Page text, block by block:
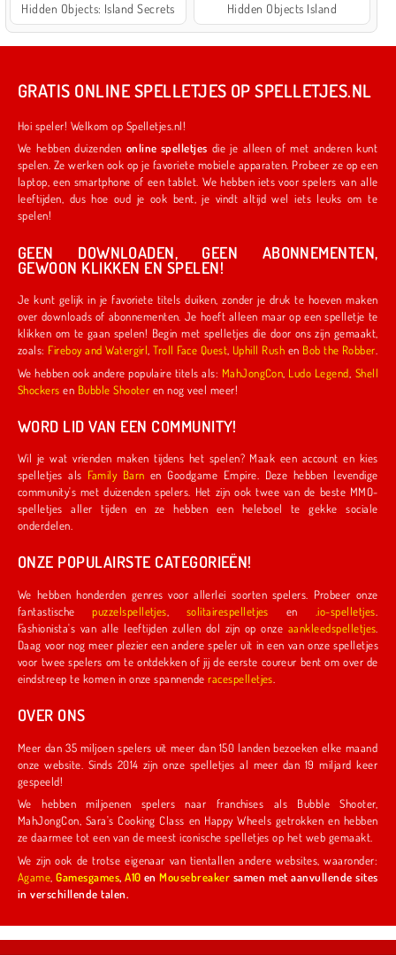
Hidden Objects: Island Secrets Hidden Objects Island
GRATIS ONLINE SPELLETJES OP SPELLETJES.NL
Hoi speler! Welkom op Spelletjes.nl!
We hebben duizenden online spelletjes die je alleen of met anderen kunt
spelen. Ze werken ook op je favoriete mobiele apparaten. Probeer ze op een
laptop, een smartphone of een tablet. We hebben iets voor spelers van alle
leeftijden, dus hoe oud je ook bent, je vindt altijd wel iets leuks om te
spelen!
GEEN DOWNLOADEN, GEEN ABONNEMENTEN,
GEWOON KLIKKEN EN SPELEN!
Je kunt gelijk in je favoriete titels duiken, zonder je druk te hoeven maken
over downloads of abonnementen. Je hoeft alleen maar op een spelletje te
klikken om te gaan spelen! Begin met spelletjes die door ons zijn gemaakt,
zoals:
Fireboy and Watergirl ,Troll Face Quest Uphill Rush en Bob the Robber
We hebben ook andere populaire titels als: MahJongCon Ludo Legend Shell
Shockers en Bubble Shooter en nog veel meer!
WORD LID VAN EEN COMMUNITY!
Wil je wat vrienden maken tijdens het spelen? Maak een account en kies
spelletjes als
Family Barn en Goodgame Empire. Deze hebben levendige
community's met duizenden spelers. Het zijn ook twee van de beste MMO-
spelletjes aller tijden en ze hebben een heleboel te gekke sociale
onderdelen.
ONZE POPULAIRSTE CATEGORIEËN!
We hebben honderden genres voor allerlei soorten spelers. Probeer onze
fantastischepuzzelspelletjes solitairespelletjes en .io-spelletjes
Fashionista's van alle leeftijden zullen dol zijn op onze aankleedspelletjes
Daag voor nog meer plezier een andere speler uit in een van onze spelletjes
voor twee spelers om te ontdekken of jij de eerste coureur bent om over de
eindstreep te komen in onze spannenderacespelletjes
OVER ONS
Meer dan 35 miljoen spelers uit meer dan 150 landen bezoeken elke maand
onze website. Sinds 2014 zijn onze spelletjes al meer dan 19 miljard keer
gespeeld!
We hebben miljoenen spelers naar franchises als Bubble Shooter,
MahJongCon, Sara's Cooking Class en Happy Wheels getrokken en hebben
ze daarmee tot een van de meest iconische spelletjes op het web gemaakt.
We zijn ook de trotse eigenaar van tientallen andere websites, waaronder:
Agame ,Gamesgames,A10 enMousebreaker samen met aanvullende sites
in verschillende talen.